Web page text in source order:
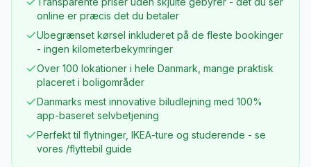
online er præcis det du betaler
Ubegrænset kørsel inkluderet på de fleste bookinger
- ingen kilometerbekymringer
Over 100 lokationer i hele Danmark, mange praktisk
placeret i boligområder
Danmarks mest innovative biludlejning med 100%
app-baseret selvbetjening
Perfekt til flytninger, IKEA-ture og studerende - se
vores /flyttebil guide